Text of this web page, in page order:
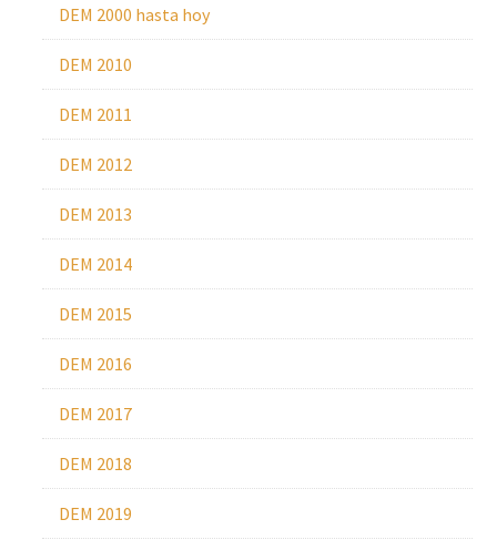
DEM 2000 hasta hoy
DEM 2010
DEM 2011
DEM 2012
DEM 2013
DEM 2014
DEM 2015
DEM 2016
DEM 2017
DEM 2018
DEM 2019